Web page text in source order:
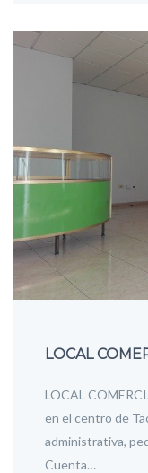
LOCAL
LOCAL
en el centro de
administrativa,
Cuenta…